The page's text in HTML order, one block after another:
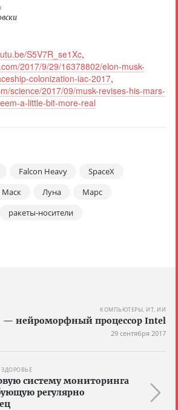
S5V7R_se1Xc,
2017/9/29/16378802/elon-musk-
colonization-iac-2017,
science/2017/09/musk-revises-his-mars-
a-little-bit-more-real
Falcon Heavy
SpaceX
Луна
Марс
ракеты-носители
КОМПЬЮТЕРЫ, ИТ, ИИ
— нейроморфный процессор Intel
29 сентября 2017
систему мониторинга
регулярно